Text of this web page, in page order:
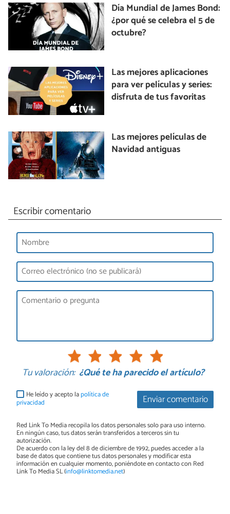
Día Mundial de James Bond:
¿por qué se celebra el 5 de
octubre?
Las mejores aplicaciones
para ver películas y series:
disfruta de tus favoritas
Las mejores películas de
Navidad antiguas
Escribir comentario
Tu valoración: ¿Qué te ha parecido el artículo?
Enviar comentario
He leído y acepto lapolítica de
privacidad
Red Link To Media recopila los datos personales solo para uso interno.
En ningún caso, tus datos serán transferidos a terceros sin tu
autorización.
De acuerdo con la ley del 8 de diciembre de 1992, puedes acceder a la
base de datos que contiene tus datos personales y modificar esta
información en cualquier momento, poniéndote en contacto con Red
Link To Media SL (info@linktomedia.net)